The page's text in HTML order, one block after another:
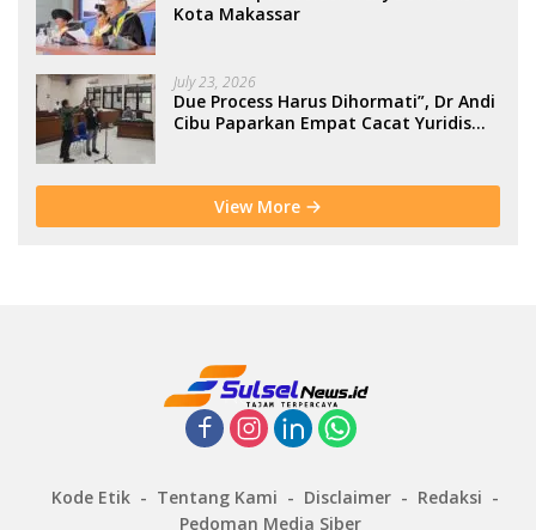
Kota Makassar
July 23, 2026
Due Process Harus Dihormati”, Dr Andi
Cibu Paparkan Empat Cacat Yuridis
View More
Kode Etik Tentang Kami Disclaimer
Redaksi
Pedoman Media Siber